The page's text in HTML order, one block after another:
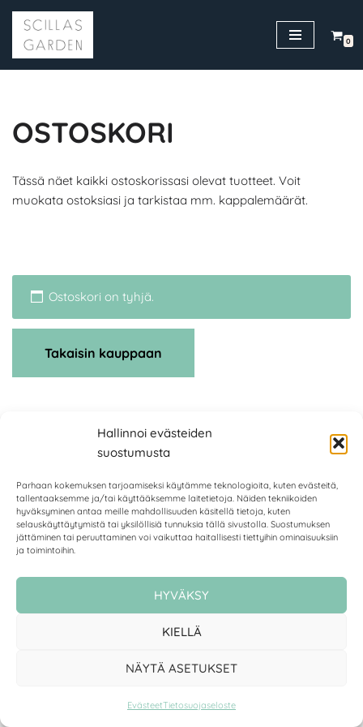
Hallinnoi evästeiden
suostumusta
Parhaan kokemuksen tarjoamiseksi käytämme teknologioita, kuten evästeitä,
tallentaaksemme ja/tai käyttääksemme laitetietoja. Näiden tekniikoiden
hyväksyminen antaa meille mahdollisuuden käsitellä tietoja, kuten
selauskäyttäytymistä tai yksilöllisiä tunnuksia tällä sivustolla. Suostumuksen
jättäminen tai peruuttaminen voi vaikuttaa haitallisesti tiettyihin ominaisuuksiin
ja toimintoihin.
HYVÄKSY
KIELLÄ
NÄYTÄ ASETUKSET
EvästeetTietosuojaseloste
Siirry
suoraan
0
OSTOSKORI
Tässä näet kaikki ostoskorissasi olevat tuotteet. Voit
muokata ostoksiasi ja tarkistaa mm. kappalemäärät.
Ostoskori on tyhjä.
Takaisin kauppaan
KAUPPA PALVELUT
EVÄSTEET
Mediaa.fi